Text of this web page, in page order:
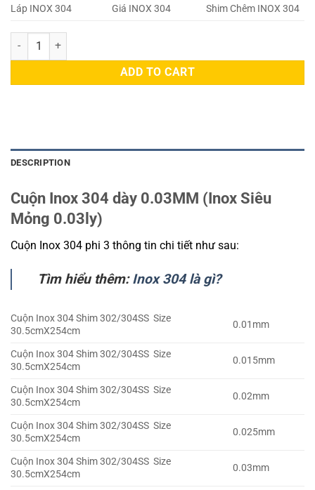
Láp INOX 304
Giá INOX 304 Shim Chêm INOX 304
Cuộn Inox 304 dày 0.03MM quantity
ADD TO CART
DESCRIPTION
Cuộn Inox 304 dày 0.03MM (Inox Siêu
Mỏng 0.03ly)
Cuộn Inox 304 phi 3 thông tin chi tiết như sau:
Tìm hiểu thêm:Inox 304 là gì?
Cuộn Inox 304 Shim 302/304SS Size
30.5cmX254cm
0.01mm
Cuộn Inox 304 Shim 302/304SS Size
30.5cmX254cm
0.015mm
Cuộn Inox 304 Shim 302/304SS Size
30.5cmX254cm
0.02mm
Cuộn Inox 304 Shim 302/304SS Size
30.5cmX254cm
0.025mm
Cuộn Inox 304 Shim 302/304SS Size
30.5cmX254cm
0.03mm